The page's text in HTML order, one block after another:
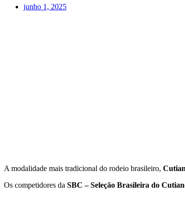
junho 1, 2025
A modalidade mais tradicional do rodeio brasileiro,
Os competidores da SBC – Seleção Brasileira do